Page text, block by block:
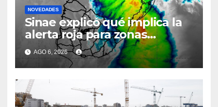
NOVEDADES
Sinae explicó qué implica la
alerta roja para zonas
costeras de Canelones,
Maldonado y Rocha y qué
pasa con las clases
AGO 6, 2026